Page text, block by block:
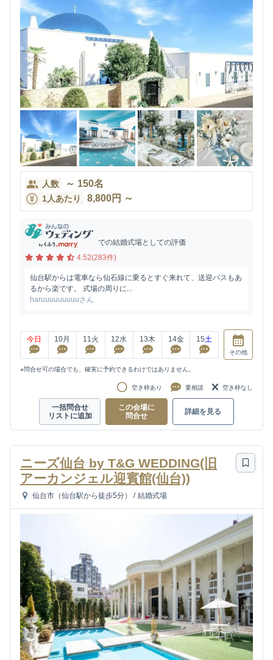
人数 ～ 150名
1人あたり 8,800円 ～
での結婚式場としての評価
4.52(283件)
仙台駅からは電車なら仙石線に乗るとすぐ来れて、送迎バスもあ
るから楽です。 式場の周りに...
haruuuuuuuuuさん
今日 10月 11 火 12水 13木 14金 15土
その他
※問合せ可の場合でも、確実に予約できるわけではありません。
空き枠あり 要相談 空き枠なし
一括問合せ
リストに追加
この会場に
問合せ
詳細を見る
ニーズ仙台 by T&G WEDDING(旧
アーカンジェル迎賓館(仙台))
仙台市（仙台駅から徒歩5分） / 結婚式場